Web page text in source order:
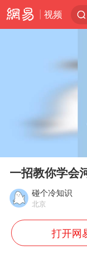
视频
Play
一招教你学会
碰个冷知识
北京
打开网